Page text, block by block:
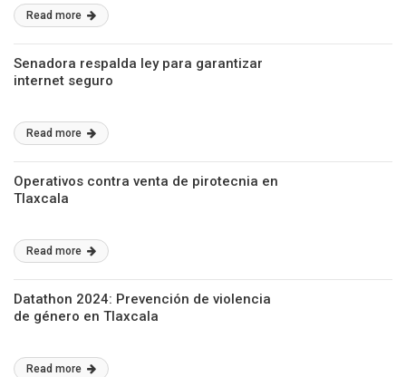
Read more
Senadora respalda ley para garantizar
internet seguro
Read more
Operativos contra venta de pirotecnia en
Tlaxcala
Read more
Datathon 2024: Prevención de violencia
de género en Tlaxcala
Read more